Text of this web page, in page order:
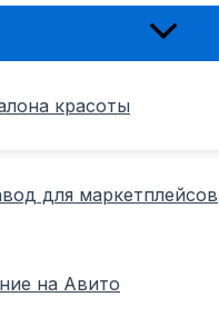
красоты
для маркетплейсов
на Авито